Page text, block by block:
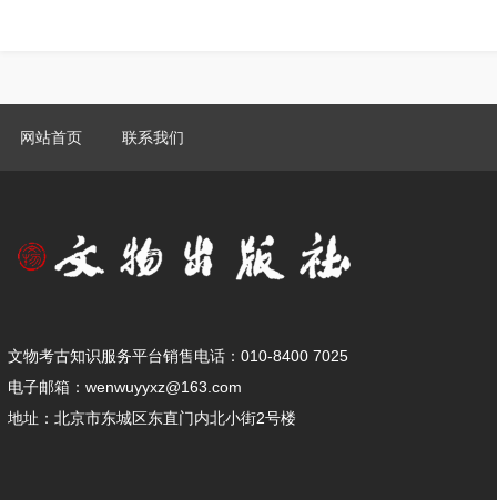
网站首页 联系我们
文物考古知识服务平台销售电话：010-8400 7025
电子邮箱：wenwuyyxz@163.com
地址：北京市东城区东直门内北小街2号楼